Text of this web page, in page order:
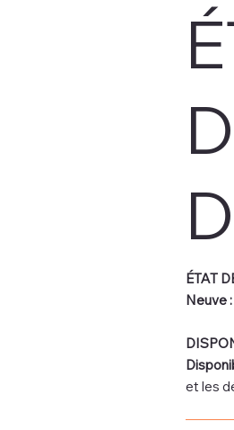
ÉTAT
Neuve :
et les